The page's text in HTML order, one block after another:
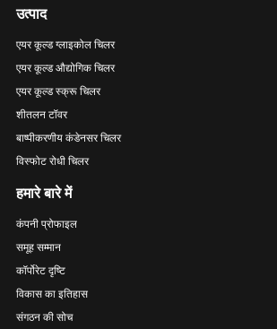
उत्पाद
एयर कूल्ड ग्लाइकोल चिलर
एयर कूल्ड औद्योगिक चिलर
एयर कूल्ड स्क्रू चिलर
शीतलन टॉवर
बाष्पीकरणीय कंडेनसर चिलर
विस्फोट रोधी चिलर
हमारे बारे में
कंपनी प्रोफाइल
समूह सम्मान
कॉर्पोरेट दृष्टि
विकास का इतिहास
संगठन की सोच